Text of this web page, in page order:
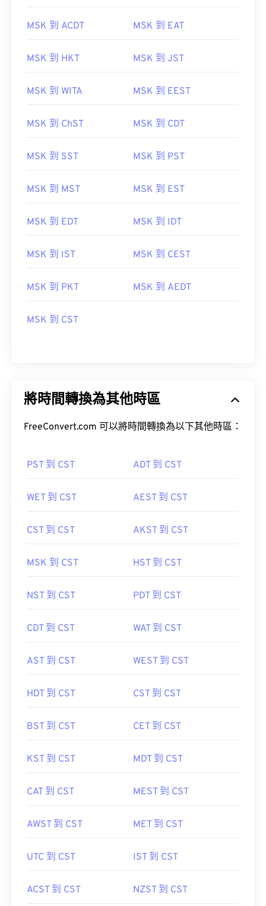
MSK 到 ACDT MSK 到 EAT
MSK 到 HKT MSK 到 JST
MSK 到 WITA MSK 到 EEST
MSK 到 ChST MSK 到 CDT
MSK 到 SST MSK 到 PST
MSK 到 MST MSK 到 EST
MSK 到 EDT MSK 到 IDT
MSK 到 IST MSK 到 CEST
MSK 到 PKT MSK 到 AEDT
MSK 到 CST
將時間轉換為其他時區
FreeConvert.com 可以將時間轉換為以下其他時區：
PST 到 CST ADT 到 CST
WET 到 CST AEST 到 CST
CST 到 CST AKST 到 CST
MSK 到 CST HST 到 CST
NST 到 CST PDT 到 CST
CDT 到 CST WAT 到 CST
AST 到 CST WEST 到 CST
HDT 到 CST CST 到 CST
BST 到 CST CET 到 CST
KST 到 CST MDT 到 CST
CAT 到 CST MEST 到 CST
AWST 到 CST MET 到 CST
UTC 到 CST IST 到 CST
ACST 到 CST NZST 到 CST